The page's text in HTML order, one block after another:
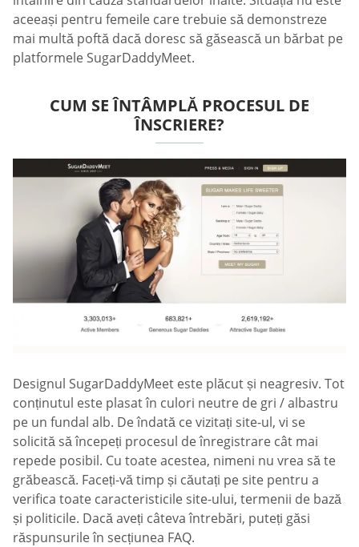
aceeași pentru femeile care trebuie să demonstreze
mai multă poftă dacă doresc să găsească un bărbat pe
platformele SugarDaddyMeet.
CUM SE ÎNTÂMPLĂ PROCESUL DE
ÎNSCRIERE?
Designul SugarDaddyMeet este plăcut și neagresiv. Tot
conținutul este plasat în culori neutre de gri / albastru
pe un fundal alb. De îndată ce vizitați site-ul, vi se
solicită să începeți procesul de înregistrare cât mai
repede posibil. Cu toate acestea, nimeni nu vrea să te
grăbească. Faceți-vă timp și căutați pe site pentru a
verifica toate caracteristicile site-ului, termenii de bază
și politicile. Dacă aveți câteva întrebări, puteți găsi
răspunsurile în secțiunea FAQ.